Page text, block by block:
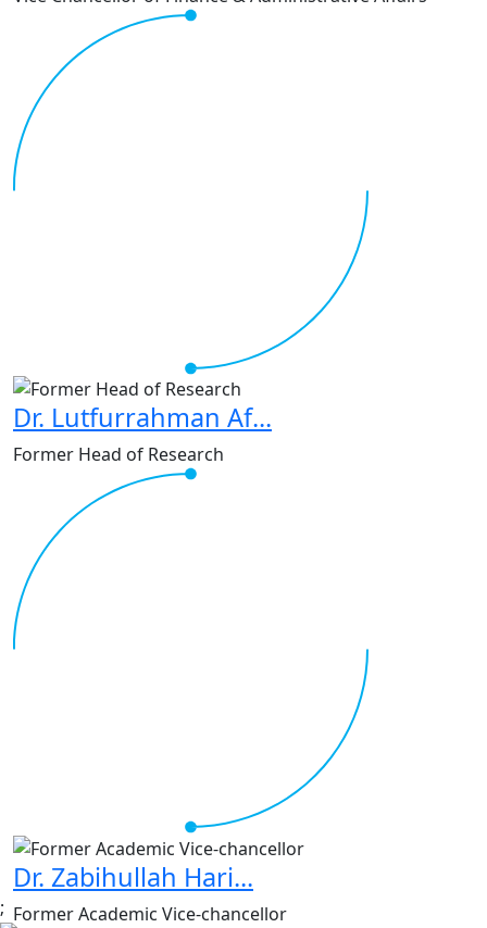
Dr. Lutfurrahman Af...
Former Head of Research
Dr. Zabihullah Hari...
Former Academic Vice-chancellor
;